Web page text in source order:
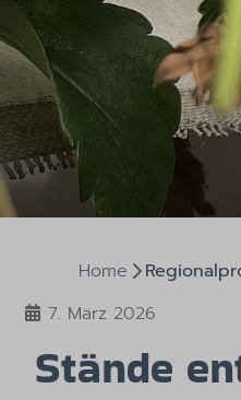
Home
7. März 2026
Stände